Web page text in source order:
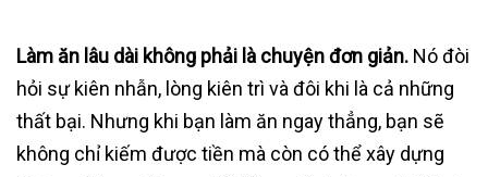
Làm ăn lâu dài không phải là chuyện đơn giản. Nó đòi
hỏi sự kiên nhẫn, lòng kiên trì và đôi khi là cả những
thất bại. Nhưng khi bạn làm ăn ngay thẳng, bạn sẽ
không chỉ kiếm được tiền mà còn có thể xây dựng